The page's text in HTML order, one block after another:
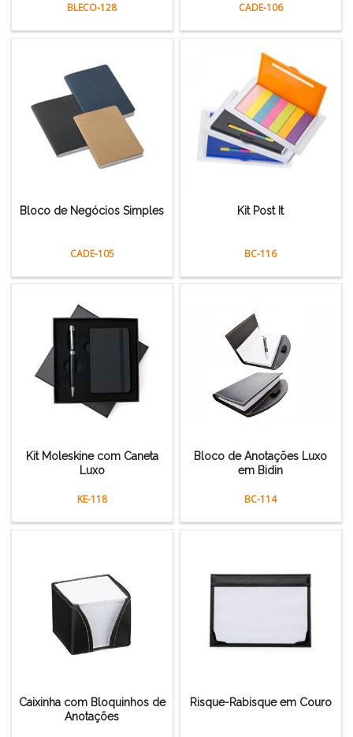
BLECO-128 CADE-106
Bloco de Negócios Simples
CADE-105
Kit Post It
BC-116
Kit Moleskine com Caneta
Luxo
KE-118
Bloco de Anotações Luxo
em Bidin
BC-114
Caixinha com Bloquinhos de
Anotações
Risque-Rabisque em Couro